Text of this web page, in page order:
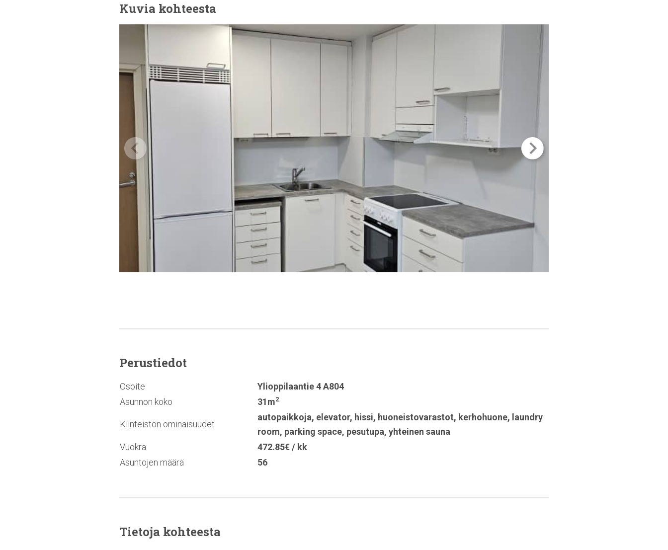
Kuvia kohteesta
Perustiedot
Osoite
Ylioppilaantie 4 A804
Asunnon koko
31m2
Kiinteistön ominaisuudet
autopaikkoja, elevator, hissi, huoneistovarastot, kerhohuone, laundry
room, parking space, pesutupa, yhteinen sauna
Vuokra
472.85€ / kk
Asuntojen määrä
56
Tietoja kohteesta